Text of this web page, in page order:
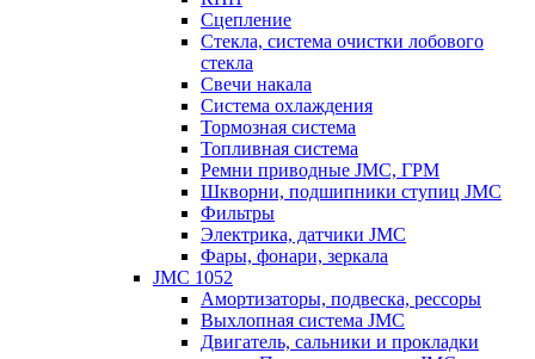
Сцепление
Стекла, система очистки лобового
стекла
Свечи накала
Система охлаждения
Тормозная система
Топливная система
Ремни приводные JMC, ГРМ
Шкворни, подшипники ступиц JMC
Фильтры
Электрика, датчики JMC
Фары, фонари, зеркала
JMC 1052
Амортизаторы, подвеска, рессоры
Выхлопная система JMC
Двигатель, сальники и прокладки